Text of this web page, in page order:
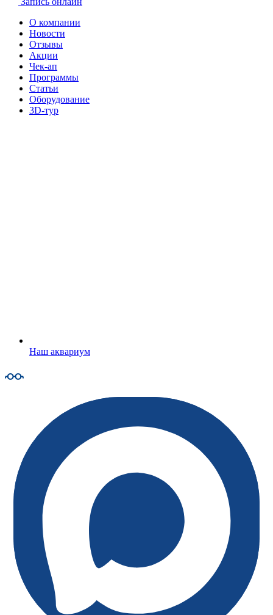
О компании
Новости
Отзывы
Акции
Чек-ап
Программы
Статьи
Оборудование
3D-тур
Наш аквариум